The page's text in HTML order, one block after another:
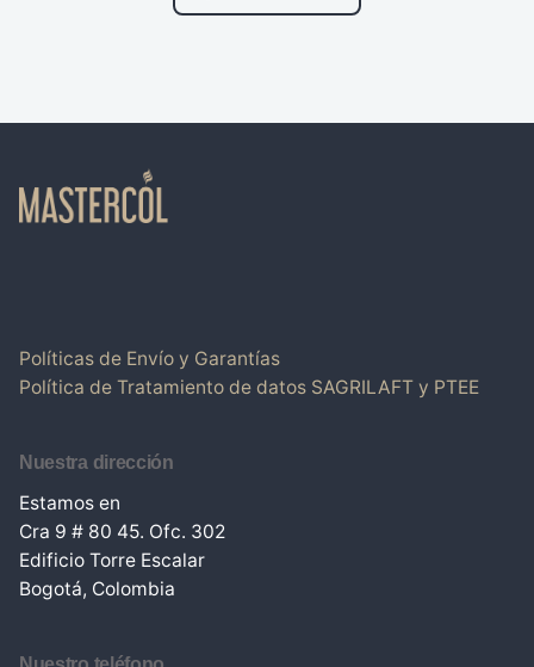
Políticas de Envío y Garantías
Política de Tratamiento de datos SAGRILAFT y PTEE
Nuestra dirección
Estamos en
Cra 9 # 80 45. Ofc. 302
Edificio Torre Escalar
Bogotá, Colombia